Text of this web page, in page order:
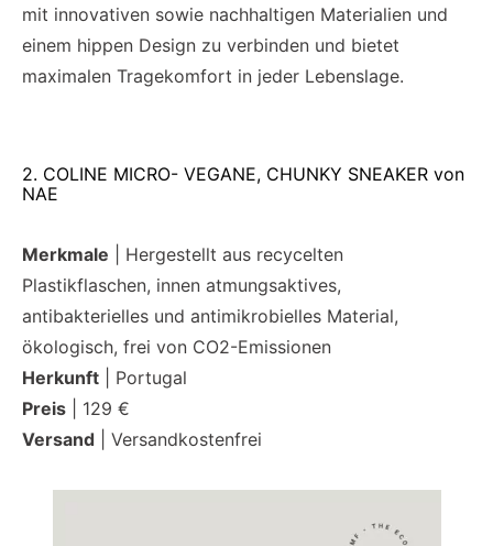
mit innovativen sowie nachhaltigen Materialien und
einem hippen Design zu verbinden und bietet
maximalen Tragekomfort in jeder Lebenslage.
2. COLINE MICRO- VEGANE, CHUNKY SNEAKER von
NAE
Merkmale | Hergestellt aus recycelten
Plastikflaschen, innen atmungsaktives,
antibakterielles und antimikrobielles Material,
ökologisch, frei von CO2-Emissionen
Herkunft | Portugal
Preis | 129 €
Versand | Versandkostenfrei